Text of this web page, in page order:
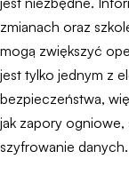
zmianach oraz
mogą zwiększyć
jest tylko jednym z
bezpieczeństwa,
jak zapory ogniowe,
szyfrowanie danych.